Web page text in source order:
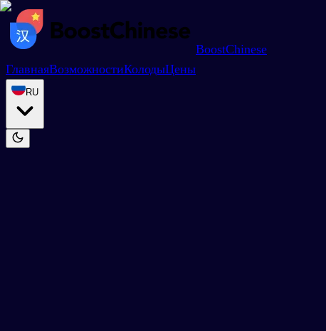
BoostChinese
ГлавнаяВозможностиКолодыЦены
RU